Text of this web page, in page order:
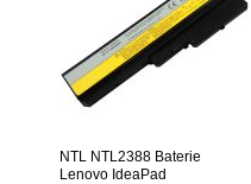
LO9S6Y02
NTL NTL2388 Baterie
Lenovo IdeaPad